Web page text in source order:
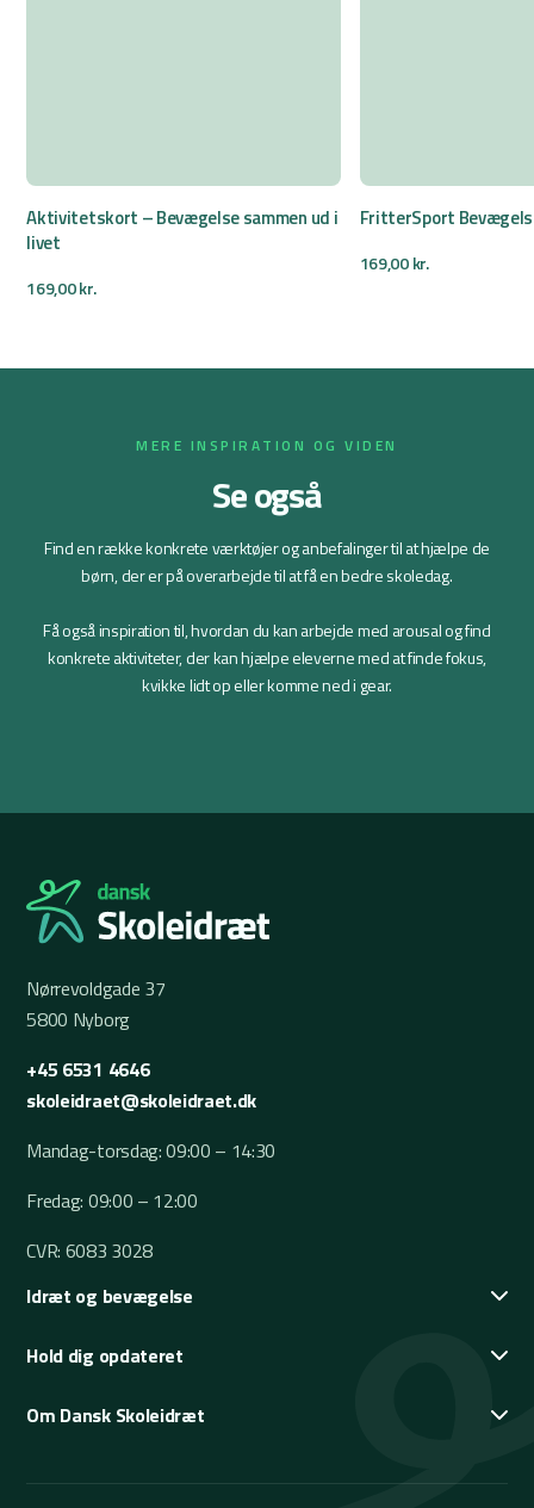
Aktivitetskort – Bevægelse sammen ud i
livet
169,00kr.
FritterSport
169,00kr.
MERE INSPIRATION OG VIDEN
Se også
Find en række konkrete værktøjer og anbefalinger til at hjælpe de
børn, der er på overarbejde til at få en bedre skoledag.
Få også inspiration til, hvordan du kan arbejde med arousal og find
konkrete aktiviteter, der kan hjælpe eleverne med at finde fokus,
kvikke lidt op eller komme ned i gear.Arousal og
Nørrevoldgade 37
5800 Nyborg
+45 6531 4646
skoleidraet@skoleidraet.dk
Mandag-torsdag: 09:00 – 14:30
Fredag: 09:00 – 12:00
CVR: 6083 3028
Idræt og bevægelse
Hold dig opdateret
Om Dansk Skoleidræt